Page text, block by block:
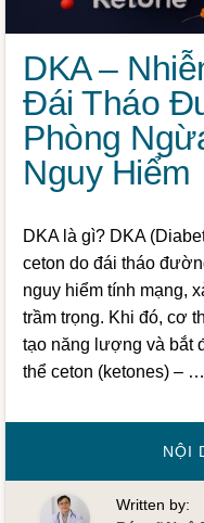
DKA –
Đái Tháo
Phòng
Nguy Hiểm
DKA là gì? DKA
ceton do đái tháo
nguy hiểm tính mạng,
trầm trọng. Khi đó, cơ
tạo năng lượng và bắt
thể ceton (ketones) – …
NỘI
Written by: